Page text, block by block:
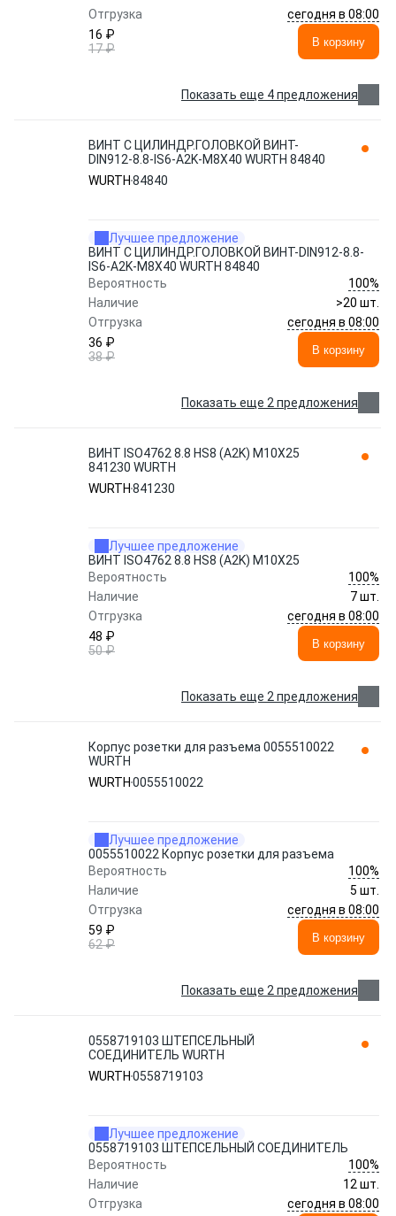
Отгрузка
сегодня в 08:00
16 ₽
17 ₽
В корзину
Показать еще 4 предложения
ВИНТ С ЦИЛИНДР.ГОЛОВКОЙ ВИНТ-
DIN912-8.8-IS6-A2K-M8X40 WURTH 84840
WURTH 84840
Лучшее предложение
ВИНТ С ЦИЛИНДР.ГОЛОВКОЙ ВИНТ-DIN912-8.8-
IS6-A2K-M8X40 WURTH 84840
Вероятность
100%
Наличие
>20 шт.
Отгрузка
сегодня в 08:00
36 ₽
38 ₽
В корзину
Показать еще 2 предложения
ВИНТ ISO4762 8.8 HS8 (A2K) M10X25
841230 WURTH
WURTH 841230
Лучшее предложение
ВИНТ ISO4762 8.8 HS8 (A2K) M10X25
Вероятность
100%
Наличие
7 шт.
Отгрузка
сегодня в 08:00
48 ₽
50 ₽
В корзину
Показать еще 2 предложения
Корпус розетки для разъема 0055510022
WURTH
WURTH 0055510022
Лучшее предложение
0055510022 Корпус розетки для разъема
Вероятность
100%
Наличие
5 шт.
Отгрузка
сегодня в 08:00
59 ₽
62 ₽
В корзину
Показать еще 2 предложения
0558719103 ШТЕПСЕЛЬНЫЙ
СОЕДИНИТЕЛЬ WURTH
WURTH 0558719103
Лучшее предложение
0558719103 ШТЕПСЕЛЬНЫЙ СОЕДИНИТЕЛЬ
Вероятность
100%
Наличие
12 шт.
Отгрузка
сегодня в 08:00